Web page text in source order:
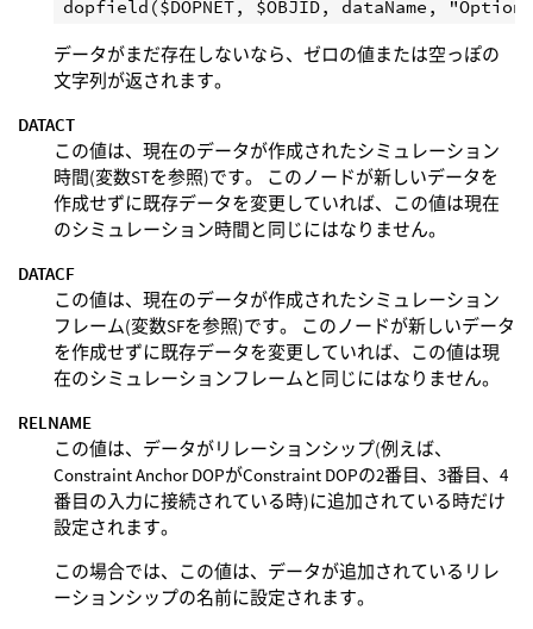
データがまだ存在しないなら、ゼロの値または空っぽの
文字列が返されます。
DATACT
この値は、現在のデータが作成されたシミュレーション
時間(変数STを参照)です。 このノードが新しいデータを
作成せずに既存データを変更していれば、この値は現在
のシミュレーション時間と同じにはなりません。
DATACF
この値は、現在のデータが作成されたシミュレーション
フレーム(変数SFを参照)です。 このノードが新しいデータ
を作成せずに既存データを変更していれば、この値は現
在のシミュレーションフレームと同じにはなりません。
RELNAME
この値は、データがリレーションシップ(例えば、
Constraint Anchor DOPがConstraint DOPの2番目、3番目、4
番目の入力に接続されている時)に追加されている時だけ
設定されます。
この場合では、この値は、データが追加されているリレ
ーションシップの名前に設定されます。